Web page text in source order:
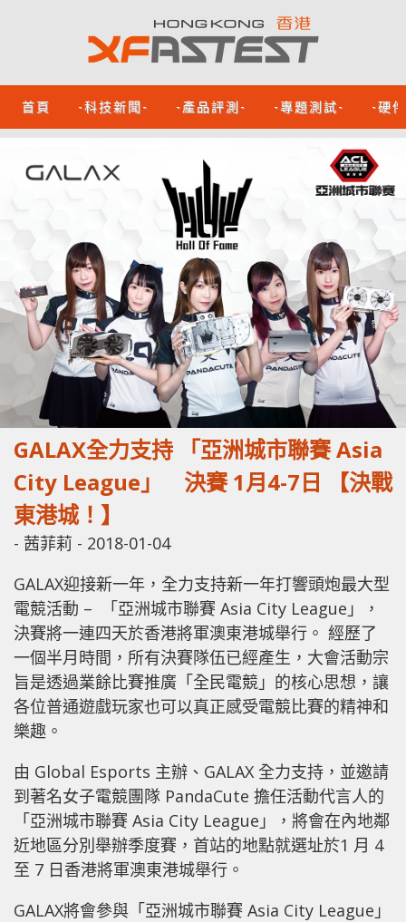
首頁 -科技新聞- -產品評測- -專題測試- -硬
GALAX全力支持 「亞洲城市聯賽 Asia
City League」 決賽 1月4-7日 【決戰
東港城！】
- 茜菲莉 - 2018-01-04
GALAX迎接新一年，全力支持新一年打響頭炮最大型
電競活動 – 「亞洲城市聯賽 Asia City League」，
決賽將一連四天於香港將軍澳東港城舉行。 經歷了
一個半月時間，所有決賽隊伍已經產生，大會活動宗
旨是透過業餘比賽推廣「全民電競」的核心思想，讓
各位普通遊戲玩家也可以真正感受電競比賽的精神和
樂趣。
由 Global Esports 主辦、GALAX 全力支持，並邀請
到著名女子電競團隊 PandaCute 擔任活動代言人的
「亞洲城市聯賽 Asia City League」，將會在內地鄰
近地區分別舉辦季度賽，首站的地點就選址於1 月 4
至 7 日香港將軍澳東港城舉行。
GALAX將會參與「亞洲城市聯賽 Asia City League」